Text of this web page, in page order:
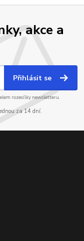
akce a
Přihlásit se
rozesílky newsletteru.
za 14 dní.